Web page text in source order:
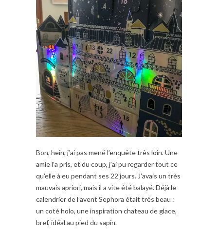
Bon, hein, j’ai pas mené l’enquête très loin. Une
amie l’a pris, et du coup, j’ai pu regarder tout ce
qu’elle à eu pendant ses 22 jours. J’avais un très
mauvais apriori, mais il a vite été balayé. Déjà le
calendrier de l’avent Sephora était très beau :
un coté holo, une inspiration chateau de glace,
bref, idéal au pied du sapin.